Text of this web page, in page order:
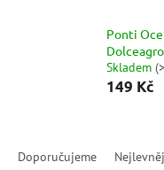
Ponti
Skladem (
149 Kč
Doporučujeme